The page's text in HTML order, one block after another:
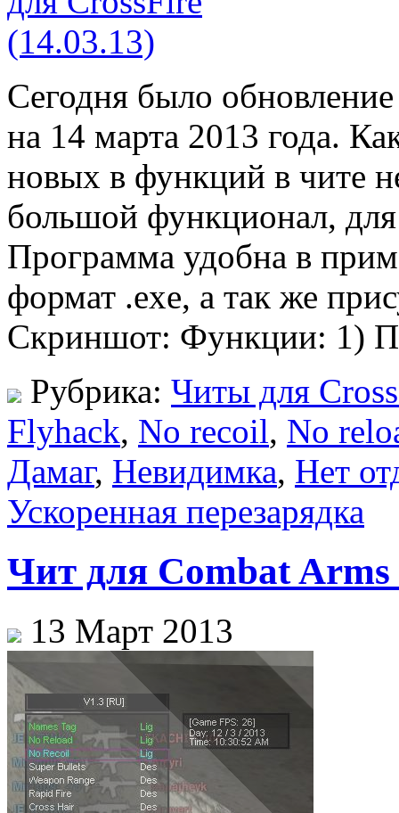
Сегодня было
на 14 марта 2013 года.
новых в функций в чите
большой функционал,
Программа удобна в
формат .exe, а так же
Скриншот: Функции: 1)
Рубрика: Читы для
Flyhack, No recoil, No
Дамаг, Невидимка, Нет
Ускоренная перезарядка
Чит для Combat Arms
13 Март 2013